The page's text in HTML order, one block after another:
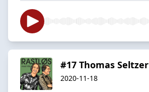
#17 Thomas Seltzer
2020-11-18